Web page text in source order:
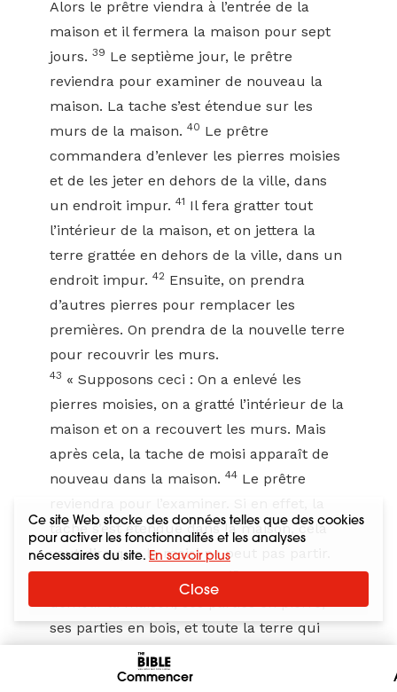
Commencer
Alors le prêtre viendra à l’entrée de la
maison et il fermera la maison pour sept
jours. 39 Le septième jour, le prêtre
reviendra pour examiner de nouveau la
maison. La tache s’est étendue sur les
murs de la maison. 40 Le prêtre
commandera d’enlever les pierres moisies
et de les jeter en dehors de la ville, dans
un endroit impur. 41 Il fera gratter tout
l’intérieur de la maison, et on jettera la
terre grattée en dehors de la ville, dans un
endroit impur. 42 Ensuite, on prendra
d’autres pierres pour remplacer les
premières. On prendra de la nouvelle terre
pour recouvrir les murs.
43 « Supposons ceci : On a enlevé les
pierres moisies, on a gratté l’intérieur de la
maison et on a recouvert les murs. Mais
après cela, la tache de moisi apparaît de
nouveau dans la maison. 44 Le prêtre
tache s’est étendue dans la maison, cela
veut dire que le moisi ne peut pas partir.
45
démolir la maison, ses parties en pierre,
ses parties en bois, et toute la terre qui
recouvrait les murs. On emportera tout en
dehors de la ville, dans un endroit impur.
Ce site Web stocke des données telles que des cookies
pour activer les fonctionnalités et les analyses
nécessaires du site. En savoir plus
Close